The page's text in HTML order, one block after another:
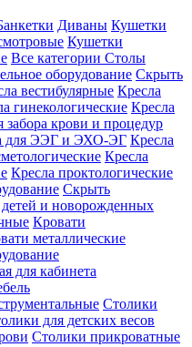
Диваны Кушетки
Кушетки
Все категории Столы
оборудование Скрыть
вестибулярные Кресла
гинекологические Кресла
забора крови и процедур
для ЭЭГ и ЭХО-ЭГ Кресла
Кресла
Кресла проктологические
Скрыть
и новорожденных
Кровати
металлические
для кабинета
Столики
для детских весов
Столики прикроватные